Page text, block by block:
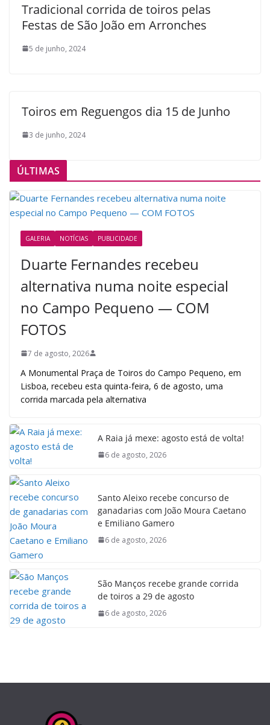
Tradicional corrida de toiros pelas
Festas de São João em Arronches
5 de junho, 2024
Toiros em Reguengos dia 15 de Junho
3 de junho, 2024
ÚLTIMAS
GALERIA NOTÍCIAS PUBLICIDADE
Duarte Fernandes recebeu
alternativa numa noite especial
no Campo Pequeno — COM
FOTOS
7 de agosto, 2026
A Monumental Praça de Toiros do Campo Pequeno, em
Lisboa, recebeu esta quinta-feira, 6 de agosto, uma
corrida marcada pela alternativa
A Raia já mexe: agosto está de volta!
6 de agosto, 2026
Santo Aleixo recebe concurso de
ganadarias com João Moura Caetano
e Emiliano Gamero
6 de agosto, 2026
São Manços recebe grande corrida
de toiros a 29 de agosto
6 de agosto, 2026